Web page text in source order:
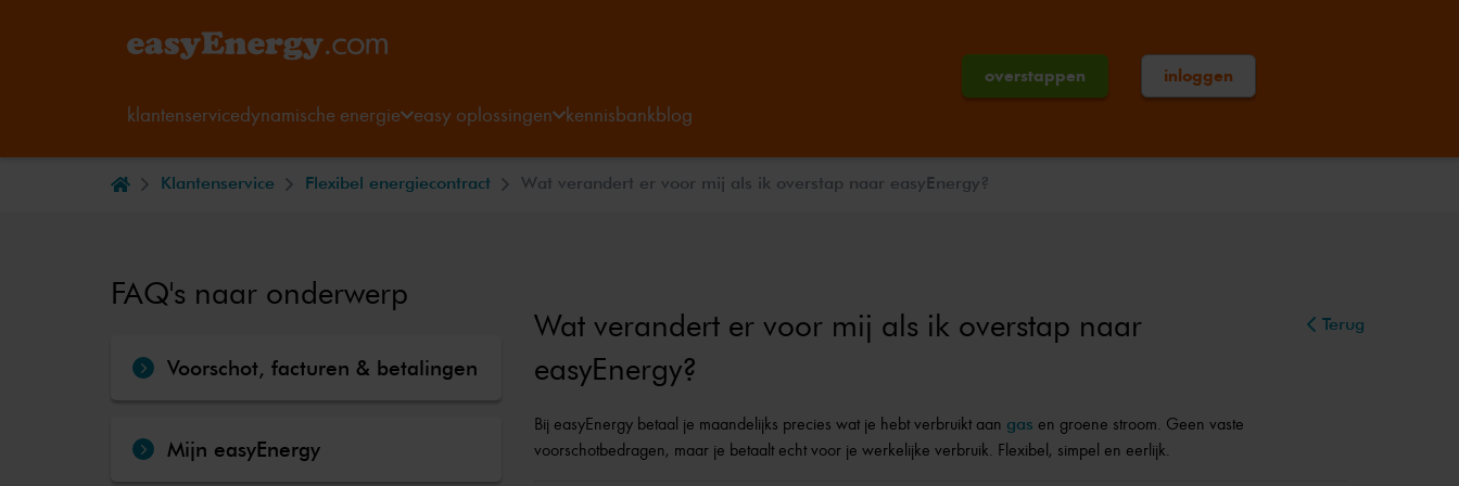
overstappen inloggen
klantenservicedynamische energie easy oplossingen kennisbankblog
Klantenservice Flexibel energiecontract Wat verandert er voor mij als ik overstap naar easyEnergy?
Terug
Wat verandert er voor mij als ik overstap naar
easyEnergy?
Bij easyEnergy betaal je maandelijks precies wat je hebt verbruikt aan gas en groene stroom. Geen vaste
voorschotbedragen, maar je betaalt echt voor je werkelijke verbruik. Flexibel, simpel en eerlijk.
FAQ's naar onderwerp
Voorschot, facturen & betalingen
Mijn easyEnergy